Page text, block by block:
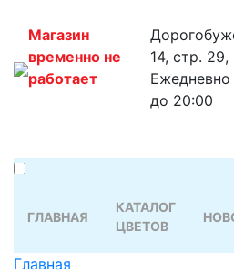
Магазин
временно не
работает
14, стр.
до 20:00
ГЛАВНАЯ
КАТАЛОГ
ЦВЕТОВ
Главная